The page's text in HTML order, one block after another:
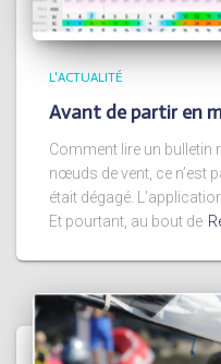
L'ACTUALITÉ
Avant de partir en
Comment lire un bulletin
nœuds de vent, ce n’est
était dégagé.
Et pourtant, au bout de